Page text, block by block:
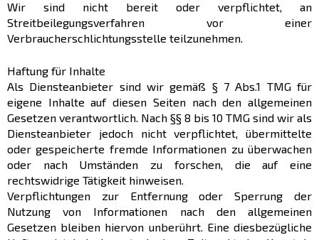
Wir sind nicht bereit oder verpflichtet, an
Streitbeilegungsverfahren vor einer
Verbraucherschlichtungsstelle teilzunehmen.
Haftung für Inhalte
Als Diensteanbieter sind wir gemäß § 7 Abs.1 TMG für
eigene Inhalte auf diesen Seiten nach den allgemeinen
Gesetzen verantwortlich. Nach §§ 8 bis 10 TMG sind wir als
Diensteanbieter jedoch nicht verpflichtet, übermittelte
oder gespeicherte fremde Informationen zu überwachen
oder nach Umständen zu forschen, die auf eine
rechtswidrige Tätigkeit hinweisen.
Verpflichtungen zur Entfernung oder Sperrung der
Nutzung von Informationen nach den allgemeinen
Gesetzen bleiben hiervon unberührt. Eine diesbezügliche